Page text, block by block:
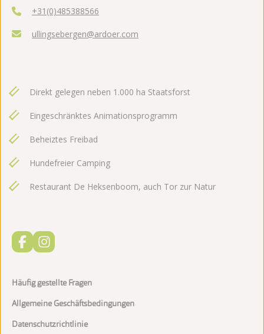
+31(0)485388566
ullingsebergen@ardoer.com
Direkt gelegen neben 1.000 ha Staatsforst
Eingeschränktes Animationsprogramm
Beheiztes Freibad
Hundefreier Camping
Restaurant De Heksenboom, auch Tor zur Natur
Häufig gestellte Fragen
Allgemeine Geschäftsbedingungen
Datenschutzrichtlinie